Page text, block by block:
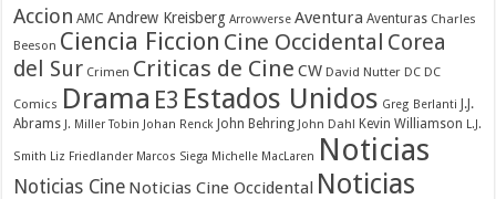
Accion AMC Andrew Kreisberg Arrowverse Aventura Aventuras Charles
Beeson Ciencia Ficcion Cine Occidental Corea
del Sur Crimen Criticas de Cine CW David Nutter DC DC
Comics Drama E3 Estados Unidos Greg Berlanti J.J.
Abrams J. Miller Tobin Johan Renck John Behring John Dahl Kevin Williamson L.J.
Smith Liz Friedlander Marcos Siega Michelle MacLaren Noticias
Noticias Cine Noticias Cine Occidental Noticias